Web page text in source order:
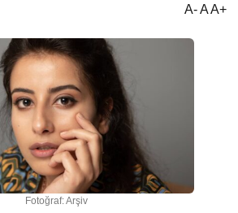
A- A A+
Fotoğraf: Arşiv